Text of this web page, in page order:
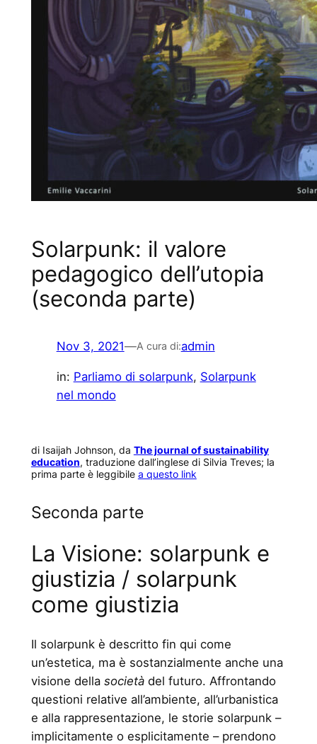
Solarpunk: il valore
pedagogico dell’utopia
(seconda parte)
Nov 3, 2021—A cura di:admin
in: Parliamo di solarpunk, Solarpunk
nel mondo
di Isaijah Johnson, da The journal of sustainability
education, traduzione dall’inglese di Silvia Treves; la
prima parte è leggibile a questo link
Seconda parte
La Visione: solarpunk e
giustizia / solarpunk
come giustizia
Il solarpunk è descritto fin qui come
un’estetica, ma è sostanzialmente anche una
visione della societàdel futuro. Affrontando
questioni relative all’ambiente, all’urbanistica
e alla rappresentazione, le storie solarpunk –
implicitamente o esplicitamente – prendono